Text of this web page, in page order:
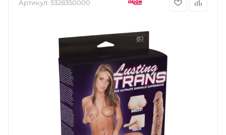
Артикул: 5328350000